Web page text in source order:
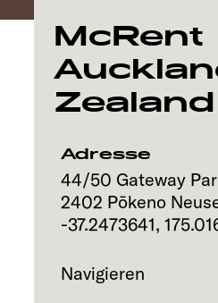
Explore
Service
McRent
Adresse
44/50 Gateway
2402 Pōkeno
-37.2473641,
Navigieren